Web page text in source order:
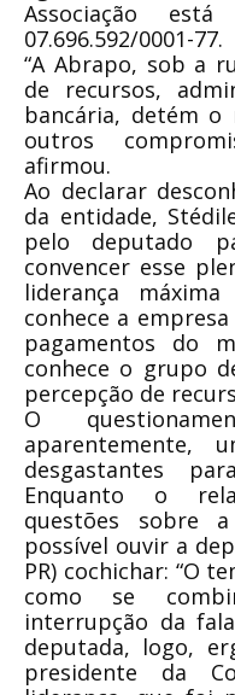
Associação
07.696.592/0001-77.
“A Abrapo, sob a
de recursos,
bancária, detém
outros
afirmou.
Ao declarar
da entidade,
pelo deputado
convencer esse
liderança
conhece a
pagamentos do
conhece o grupo
percepção de
O
aparentemente,
desgastantes
Enquanto o
questões sobre
possível ouvir a
PR) cochichar: “O
como se
interrupção da
deputada, logo,
presidente da